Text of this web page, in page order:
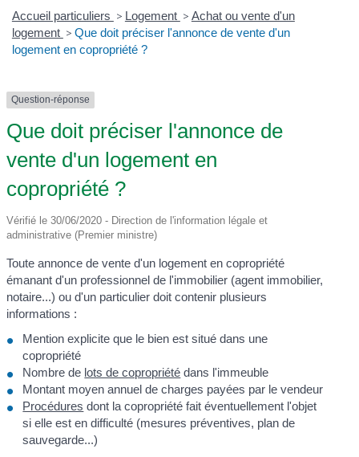
Accueil particuliers > Logement > Achat ou vente d'un
logement > Que doit préciser l'annonce de vente d'un
logement en copropriété ?
Question-réponse
Que doit préciser l'annonce de
vente d'un logement en
copropriété ?
Vérifié le 30/06/2020 - Direction de l'information légale et
administrative (Premier ministre)
Toute annonce de vente d'un logement en copropriété
émanant d'un professionnel de l'immobilier (agent immobilier,
notaire...) ou d'un particulier doit contenir plusieurs
informations :
Mention explicite que le bien est situé dans une
copropriété
Nombre de lots de copropriété dans l'immeuble
Montant moyen annuel de charges payées par le vendeur
Procédures dont la copropriété fait éventuellement l'objet
si elle est en difficulté (mesures préventives, plan de
sauvegarde...)